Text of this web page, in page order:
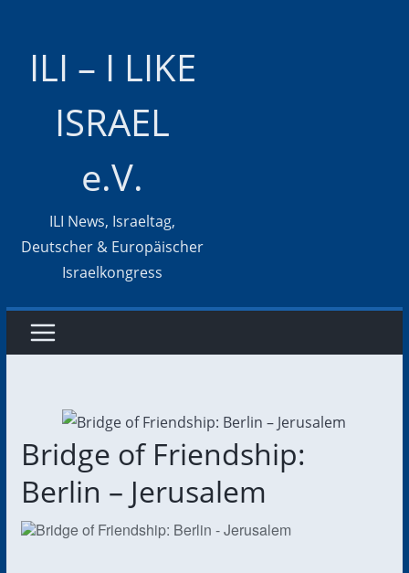
ILI – I LIKE
ISRAEL
e.V.
ILI News, Israeltag,
Deutscher & Europäischer
Israelkongress
Bridge of Friendship:
Berlin – Jerusalem